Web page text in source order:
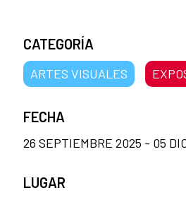
CATEGORÍA
ARTES VISUALES
FECHA
26 SEPTIEMBRE 2025 - 05
LUGAR